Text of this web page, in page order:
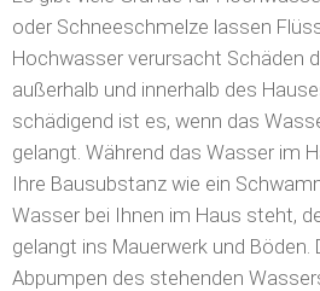
oder Schneeschmelze lassen
Hochwasser verursacht Schäden
außerhalb und innerhalb des
schädigend ist es, wenn das
gelangt. Während das Wasser im
Ihre Bausubstanz wie ein
Wasser bei Ihnen im Haus steht,
gelangt ins Mauerwerk und Böden.
Abpumpen des stehenden